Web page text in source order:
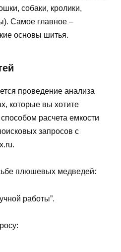
собаки, кролики,
Самое главное –
основы шитья.
проведение анализа
которые вы хотите
расчета емкости
запросов с
плюшевых медведей:
работы”.